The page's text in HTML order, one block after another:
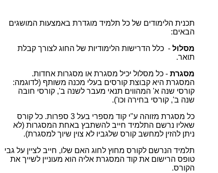
תכנית הלימודים של כל תלמיד מוגדרת באמצעות המושגים
הבאים:
מסלול - כלל הדרישות הלימודיות של החוג לצורך קבלת
תואר.
מסגרת - כל מסלול יכיל מסגרת או מסגרות אחדות.
המסגרת היא קבוצת קורסים בעלי מכנה משותף (לדוגמה:
קורסי שנה א' המהווים תנאי מעבר לשנה ב', קורסי חובה
שנה ב', קורסי בחירה וכו').
כל מסגרת מזוהה ע"י קוד מספרי בעל 3 ספרות. כל קורס
שאליו נרשם התלמיד חייב להשתבץ באחת המסגרות (לא
ניתן להזין למחשב קורס שלגביו לא צוין שיוך למסגרת).
תלמיד הנרשם לקורס מחוץ לחוג האם שלו, חייב לציין על גבי
טופס הרישום את קוד המסגרת אליה הוא מעוניין לשייך את
הקורס.